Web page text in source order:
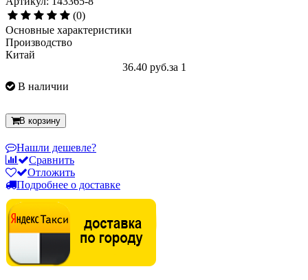
(0)
Основные характеристики
Производство
Китай
36.40 руб.за 1
В наличии
В корзину
Нашли дешевле?
Сравнить
Отложить
Подробнее о доставке